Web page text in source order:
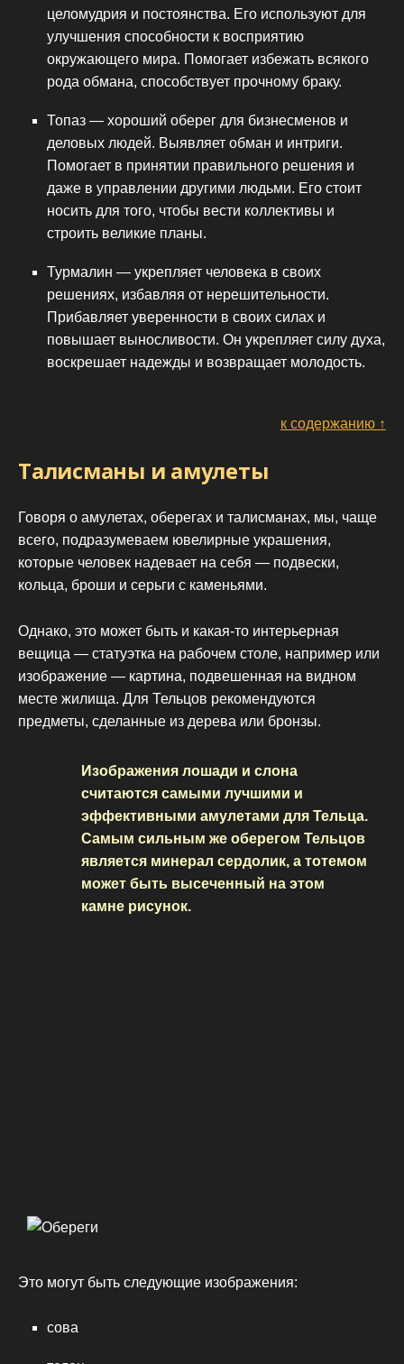
целомудрия и постоянства. Его используют для
улучшения способности к восприятию
окружающего мира. Помогает избежать всякого
рода обмана, способствует прочному браку.
Топаз — хороший оберег для бизнесменов и
деловых людей. Выявляет обман и интриги.
Помогает в принятии правильного решения и
даже в управлении другими людьми. Его стоит
носить для того, чтобы вести коллективы и
строить великие планы.
Турмалин — укрепляет человека в своих
решениях, избавляя от нерешительности.
Прибавляет уверенности в своих силах и
повышает выносливости. Он укрепляет силу духа,
воскрешает надежды и возвращает молодость.
к содержанию ↑
Талисманы и амулеты
Говоря о амулетах, оберегах и талисманах, мы, чаще
всего, подразумеваем ювелирные украшения,
которые человек надевает на себя — подвески,
кольца, броши и серьги с каменьями.
Однако, это может быть и какая-то интерьерная
вещица — статуэтка на рабочем столе, например или
изображение — картина, подвешенная на видном
месте жилища. Для Тельцов рекомендуются
предметы, сделанные из дерева или бронзы.
Изображения лошади и слона
считаются самыми лучшими и
эффективными амулетами для Тельца.
Самым сильным же оберегом Тельцов
является минерал сердолик, а тотемом
может быть высеченный на этом
камне рисунок.
Это могут быть следующие изображения:
сова